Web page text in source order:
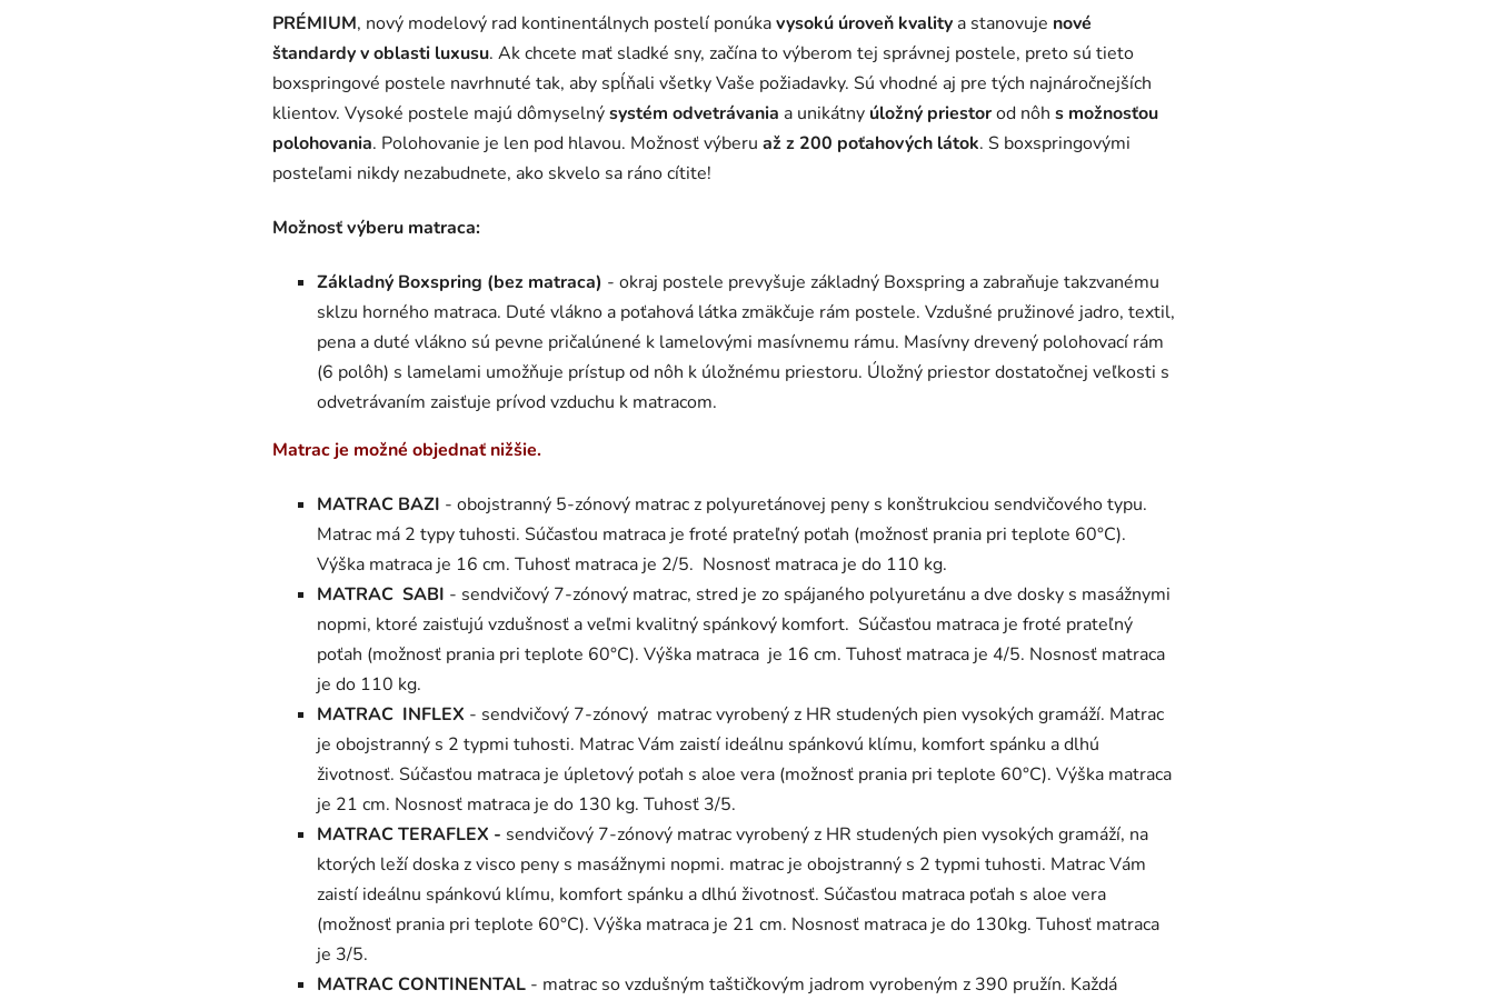
PRÉMIUM, nový modelový rad kontinentálnych postelí ponúkavysokú úroveň kvality a stanovuje nové
štandardy v oblasti luxusu.Ak chcete mať sladké sny, začína to výberom tej správnej postele, preto sú tieto
boxspringové postele navrhnuté tak, aby spĺňali všetky Vaše požiadavky. Sú vhodné aj pre tých najnáročnejších
klientov. Vysoké postele majú dômyselnýsystém odvetrávania a unikátny úložný priestorod nôhs možnosťou
polohovania. Polohovanie je len pod hlavou. Možnosť výberuaž z 200 poťahových látok. S boxspringovými
posteľami nikdy nezabudnete, ako skvelo sa ráno cítite!
Možnosť výberu matraca:
Základný Boxspring (bez matraca) - okraj postele prevyšuje základný Boxspring a zabraňuje takzvanému
sklzu horného matraca. Duté vlákno a poťahová látka zmäkčuje rám postele. Vzdušné pružinové jadro, textil,
pena a duté vlákno sú pevne pričalúnené k lamelovými masívnemu rámu. Masívny drevený polohovací rám
(6 polôh) s lamelami umožňuje prístup od nôh k úložnému priestoru. Úložný priestor dostatočnej veľkosti s
odvetrávaním zaisťuje prívod vzduchu k matracom.
Matrac je možné objednať nižšie.
MATRAC BAZI - obojstranný 5-zónový matrac z polyuretánovej peny s konštrukciou sendvičového typu.
Matrac má 2 typy tuhosti. Súčasťou matraca je froté prateľný poťah (možnosť prania pri teplote 60°C).
Výška matraca je 16 cm. Tuhosť matraca je 2/5. Nosnosť matraca je do 110 kg.
MATRAC SABI - sendvičový 7-zónový matrac, stred je zo spájaného polyuretánu a dve dosky s masážnymi
nopmi, ktoré zaisťujú vzdušnosť a veľmi kvalitný spánkový komfort. Súčasťou matraca je froté prateľný
poťah (možnosť prania pri teplote 60°C). Výška matraca je 16 cm. Tuhosť matraca je 4/5. Nosnosť matraca
je do 110 kg.
MATRAC INFLEX - sendvičový 7-zónový matrac vyrobený z HR studených pien vysokých gramáží. Matrac
je obojstranný s 2 typmi tuhosti. Matrac Vám zaistí ideálnu spánkovú klímu, komfort spánku a dlhú
životnosť. Súčasťou matraca je úpletový poťah s aloe vera (možnosť prania pri teplote 60°C). Výška matraca
je 21 cm. Nosnosť matraca je do 130 kg. Tuhosť 3/5.
MATRAC TERAFLEX - sendvičový 7-zónový matrac vyrobený z HR studených pien vysokých gramáží, na
ktorých leží doska z visco peny s masážnymi nopmi. matrac je obojstranný s 2 typmi tuhosti. Matrac Vám
zaistí ideálnu spánkovú klímu, komfort spánku a dlhú životnosť. Súčasťou matraca poťah s aloe vera
(možnosť prania pri teplote 60°C). Výška matraca je 21 cm. Nosnosť matraca je do 130kg. Tuhosť matraca
je 3/5.
MATRAC CONTINENTAL - matrac so vzdušným taštičkovým jadrom vyrobeným z 390 pružín. Každá